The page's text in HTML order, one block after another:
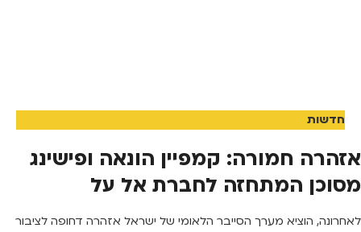
חדשות
אזהרה חמורה: קמפיין הונאה ופישינג
מסוכן המתחזה לחברת אל על
לאחרונה, הוציא מערך הסייבר הלאומי של ישראל אזהרה דחופה לציבור